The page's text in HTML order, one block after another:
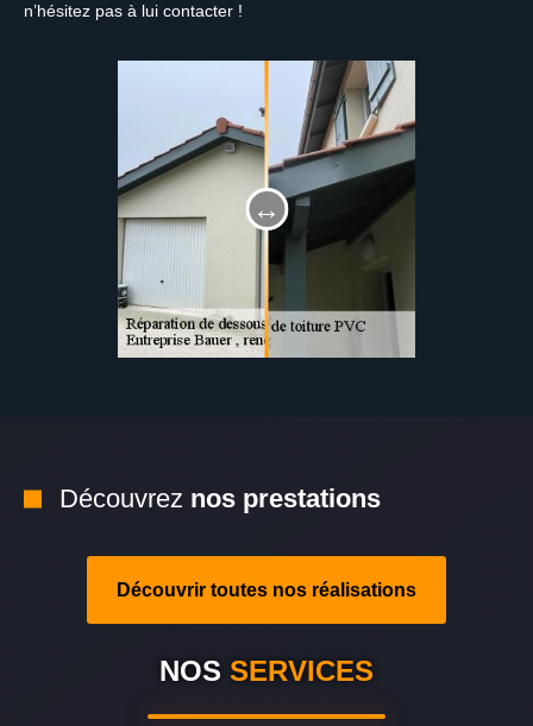
n’hésitez pas à lui contacter !
Découvrez nos prestations
Découvrir toutes nos réalisations
NOS SERVICES